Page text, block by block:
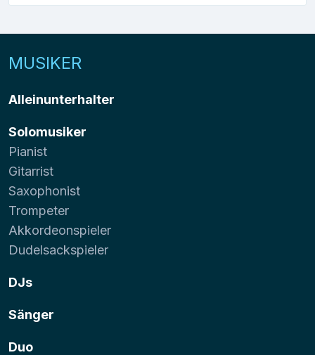
MUSIKER
Alleinunterhalter
Solomusiker
Pianist
Gitarrist
Saxophonist
Trompeter
Akkordeonspieler
Dudelsackspieler
DJs
Sänger
Duo